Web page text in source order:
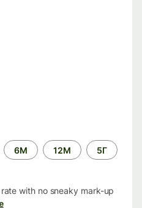
6М 12М 5Г
with no sneaky mark-up